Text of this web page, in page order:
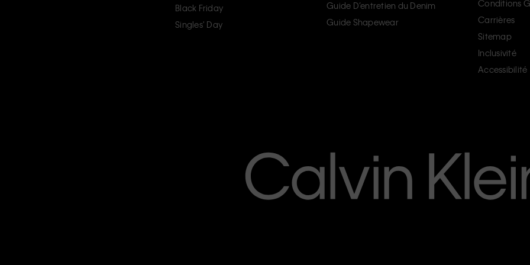
Black Friday
Singles' Day
Guide D’entretien du Denim
Guide Shapewear
Conditions
Carrières
Sitemap
Inclusivité
Accessibilité